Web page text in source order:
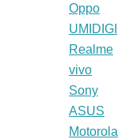
Oppo
UMIDIGI
Realme
vivo
Sony
ASUS
Motorola